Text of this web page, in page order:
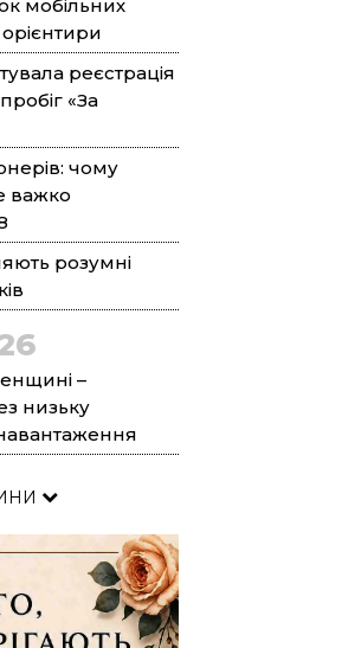
мобільних
реєстрація
«За
чому
важко
розумні
–
низьку